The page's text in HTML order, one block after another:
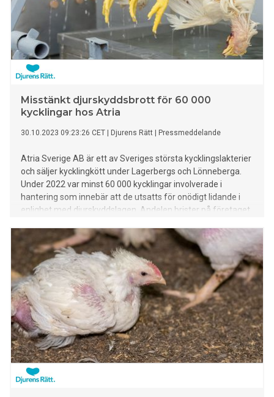
Misstänkt djurskyddsbrott för 60 000
kycklingar hos Atria
30.10.2023 09:23:26 CET Djurens Rätt Pressmeddelande
Atria Sverige AB är ett av Sveriges största kycklingslakterier
och säljer kycklingkött under Lagerbergs och Lönneberga.
Under 2022 var minst 60 000 kycklingar involverade i
hantering som innebär att de utsatts för onödigt lidande i
enlighet med djurskyddslagen. Andelen brister på företaget
Det visar Djurens Rätts nya kartläggning.